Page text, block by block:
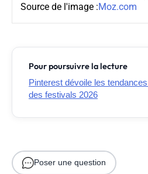
Source de l'image :Moz.com
Pour poursuivre la lecture
Pinterest dévoile les
des festivals 2026
Poser une question